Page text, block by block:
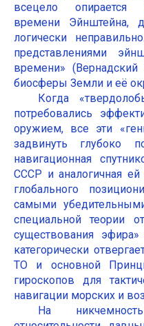
всецело опирается
времени
логически
представлениями
времени»
биосферы Земли и её
Когда
потребовались
оружием, все эти
задвинуть глубоко
навигационная
СССР и аналогичная
глобального
самыми
специальной теории
существования
категорически
ТО и основной
гироскопов для
навигации морских и
На